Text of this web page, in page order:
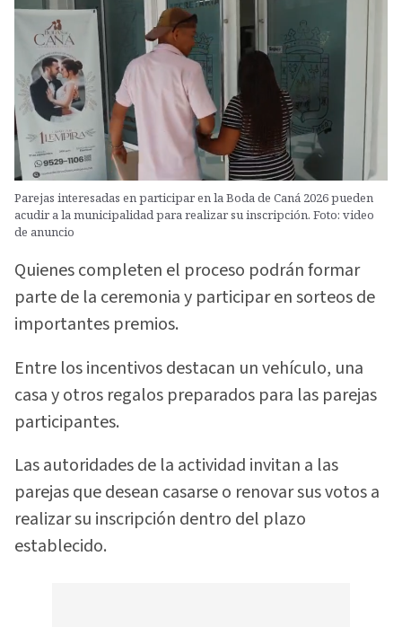
Parejas interesadas en participar en la Boda de Caná 2026 pueden
acudir a la municipalidad para realizar su inscripción. Foto: video
de anuncio
Quienes completen el proceso podrán formar
parte de la ceremonia y participar en sorteos de
importantes premios.
Entre los incentivos destacan un vehículo, una
casa y otros regalos preparados para las parejas
participantes.
Las autoridades de la actividad invitan a las
parejas que desean casarse o renovar sus votos a
realizar su inscripción dentro del plazo
establecido.